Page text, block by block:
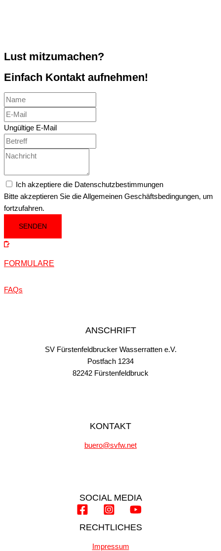
Lust mitzumachen?
Einfach Kontakt aufnehmen!
Ungültige E-Mail
Ich akzeptiere die Datenschutzbestimmungen
Bitte akzeptieren Sie die Allgemeinen Geschäftsbedingungen, um
fortzufahren.
SENDEN
FORMULARE
FAQs
ANSCHRIFT
SV Fürstenfeldbrucker Wasserratten e.V.
Postfach 1234
82242 Fürstenfeldbruck
KONTAKT
buero@svfw.net
SOCIAL MEDIA
RECHTLICHES
Impressum